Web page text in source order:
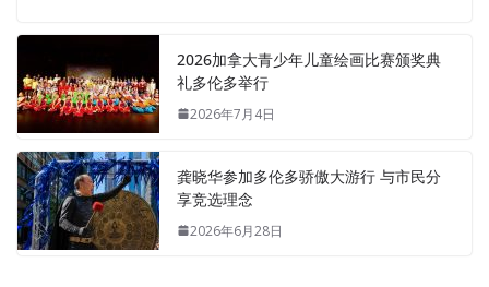
2026加拿大青少年儿童绘画比赛颁奖典
礼多伦多举行
2026年7月4日
龚晓华参加多伦多骄傲大游行 与市民分
享竞选理念
2026年6月28日